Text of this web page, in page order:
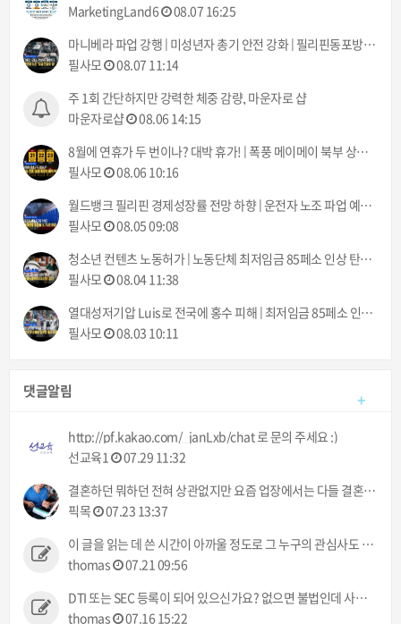
MarketingLand6
08.07 16:25
마니베라 파업 강행 | 미성년자 총기 안전 강화 | 필리핀동포방송 | 필리핀한인방송 | 필리핀뉴스룸
필사모
08.07 11:14
주 1회 간단하지만 강력한 체중 감량, 마운자로 샵
마운자로샵
08.06 14:15
8월에 연휴가 두 번이나? 대박 휴가! | 폭풍 메이메이 북부 상륙 | 필리핀동포방송 | 필리핀한인방송 | 필리핀뉴스룸
필사모
08.06 10:16
월드뱅크 필리핀 경제성장률 전망 하향 | 운전자 노조 파업 예고 8월 10일부터 | 필리핀동포방송 | 필리핀한인방송 | 필리핀뉴스룸
필사모
08.05 09:08
청소년 컨텐츠 노동허가 | 노동단체 최저임금 85페소 인상 탄원서 제출 | 필리핀동포방송 | 필리핀한인방송 | 필리핀뉴스룸
필사모
08.04 11:38
열대성저기압 Luis로 전국에 홍수 피해 | 최저임금 85페소 인상, 결국 시행될 것 | 필리핀동포방송 | 필리핀한인방송 | 필리핀뉴스룸
필사모
08.03 10:11
+
댓글알림
http://pf.kakao.com/_janLxb/chat 로 문의 주세요 :)
선교육1
07.29 11:32
결혼하던 뭐하던 전혀 상관없지만 요즘 업장에서는 다들 결혼이야기만 하네 ㅠㅠ 했으면 뭐라도 주던지 ㅋㅋ
픽목
07.23 13:37
이 글을 읽는 데 쓴 시간이 아까울 정도로 그 누구의 관심사도 아닌 정보입니다.
thomas
07.21 09:56
DTI 또는 SEC 등록이 되어 있으신가요? 없으면 불법인데 사고 발생시 어떻게 처리해 주실건가요?
thomas
07.16 15:22